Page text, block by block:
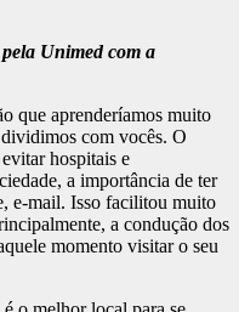
Unimed com a
que aprenderíamos muito
com vocês. O
hospitais e
a importância de ter
e-mail. Isso facilitou muito
a condução dos
momento visitar o seu